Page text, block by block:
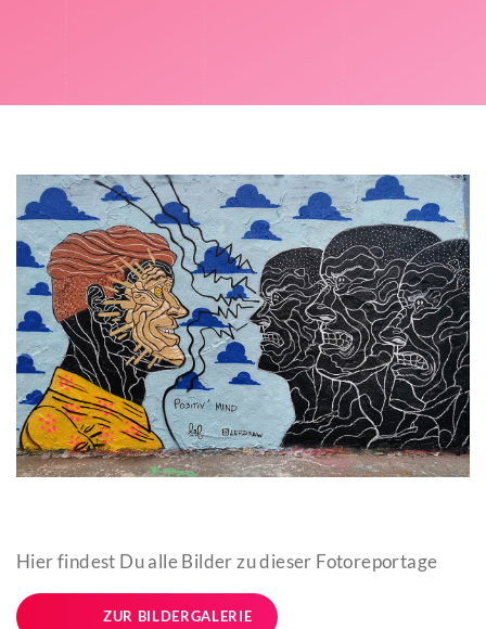
Hier findest Du alle Bilder zu dieser Fotoreportage
ZUR BILDERGALERIE